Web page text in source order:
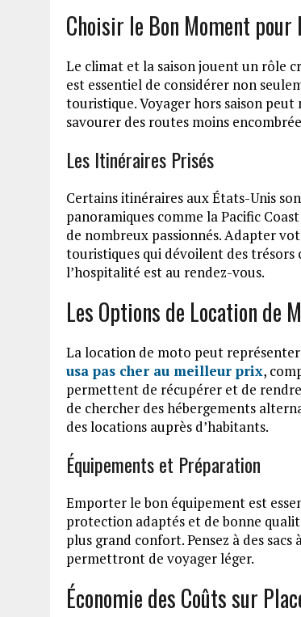
Choisir le Bon Moment
Le climat et la saison jouent un rôle
est essentiel de considérer non
touristique. Voyager hors saison
savourer des routes moins
Les Itinéraires Prisés
Certains itinéraires aux États-Unis
panoramiques comme la Pacific
de nombreux passionnés. Adapter
touristiques qui dévoilent des trésors
l’hospitalité est au rendez-vous.
Les Options de Location de
La location de moto peut
usa pas cher au meilleur prix,
permettent de récupérer et de
de chercher des hébergements
des locations auprès d’habitants.
Équipements et Préparation
Emporter le bon équipement est
protection adaptés et de bonne
plus grand confort. Pensez à des
permettront de voyager léger.
Économie des Coûts sur